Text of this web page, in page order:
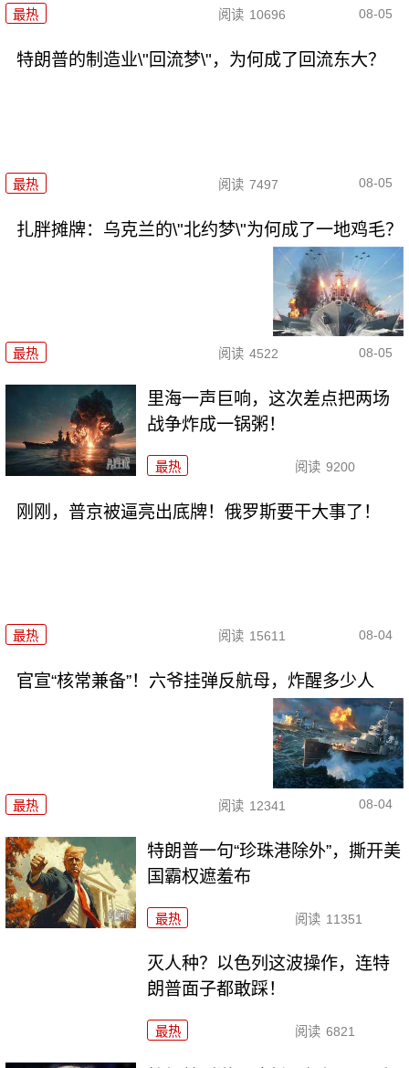
最热 阅读 10696 08-05
特朗普的制造业\"回流梦\"，为何成了回流东大？
最热 阅读 7497 08-05
扎胖摊牌：乌克兰的\"北约梦\"为何成了一地鸡毛？
最热 阅读 4522 08-05
里海一声巨响，这次差点把两场
战争炸成一锅粥！
最热 阅读 9200
刚刚，普京被逼亮出底牌！俄罗斯要干大事了！
最热 阅读 15611 08-04
官宣“核常兼备”！六爷挂弹反航母，炸醒多少人
最热 阅读 12341 08-04
特朗普一句“珍珠港除外”，撕开美
国霸权遮羞布
最热 阅读 11351
灭人种？以色列这波操作，连特
朗普面子都敢踩！
最热 阅读 6821